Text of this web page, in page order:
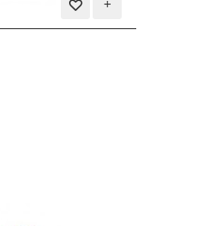
Aggiungi